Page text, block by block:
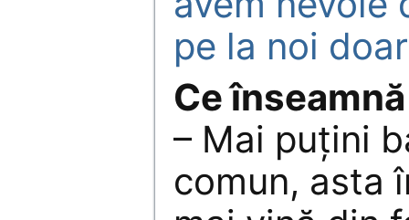
pe la noi
Ce
– Mai puțini
comun, asta